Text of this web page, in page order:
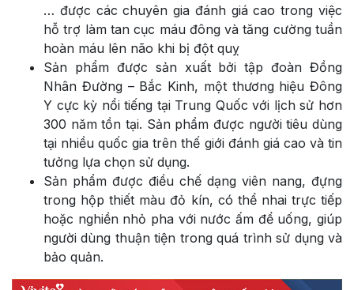
… được các chuyên gia đánh giá cao trong việc
hỗ trợ làm tan cục máu đông và tăng cường tuần
hoàn máu lên não khi bị đột quỵ
Sản phẩm được sản xuất bởi tập đoàn Đồng
Nhân Đường – Bắc Kinh, một thương hiệu Đông
Y cực kỳ nổi tiếng tại Trung Quốc với lịch sử hơn
300 năm tồn tại. Sản phẩm được người tiêu dùng
tại nhiều quốc gia trên thế giới đánh giá cao và tin
tưởng lựa chọn sử dụng.
Sản phẩm được điều chế dạng viên nang, đựng
trong hộp thiết màu đỏ kín, có thể nhai trực tiếp
hoặc nghiền nhỏ pha với nước ấm để uống, giúp
người dùng thuận tiện trong quá trình sử dụng và
bảo quản.